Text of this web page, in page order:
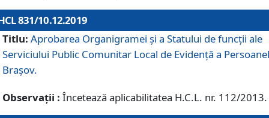
831/10.12.2019
Titlu: Aprobarea Organigramei și a Statului de funcții ale
Serviciului Public Comunitar Local de Evidență a
Brașov.
Observații : Încetează aplicabilitatea H.C.L. nr. 112/2013.